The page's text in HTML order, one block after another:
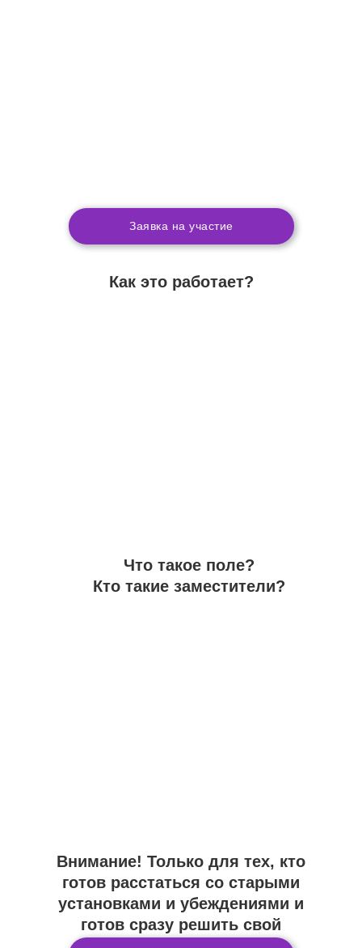
Заявка на участие
Внимание! Только для тех, кто
готов расстаться со старыми
установками и убеждениями и
готов сразу решить свой
Как это работает?
Что такое поле?
Кто такие заместители?